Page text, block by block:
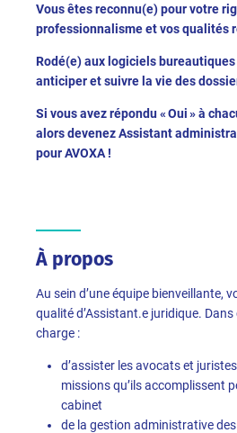
Vous êtes reconnu(e) pour votre
professionnalisme et vos qualités
Rodé(e) aux logiciels
anticiper et suivre la vie des
Si vous avez répondu « Oui » à
alors devenez Assistant
pour AVOXA !
À propos
Au sein d’une équipe bienveillante,
qualité d’Assistant.e juridique. Dans
charge :
d’assister les avocats et
missions qu’ils accomplissent
cabinet
de la gestion administrative